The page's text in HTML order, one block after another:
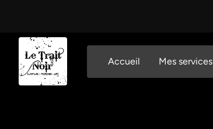
contenu
Accueil Mes services